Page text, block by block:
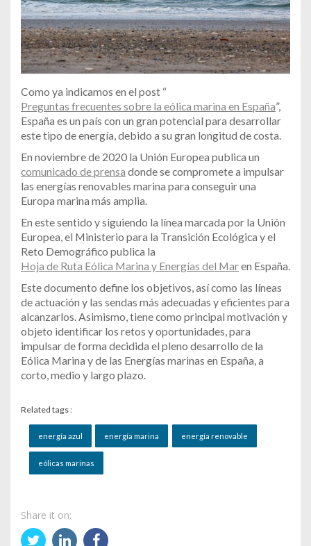
Como ya indicamos en el post “
Preguntas frecuentes sobre la eólica marina en España”,
España es un país con un gran potencial para desarrollar
este tipo de energía, debido a su gran longitud de costa.
En noviembre de 2020 la Unión Europea publica un
comunicado de prensa donde se compromete a impulsar
las energías renovables marina para conseguir una
Europa marina más amplia.
En este sentido y siguiendo la línea marcada por la Unión
Europea, el Ministerio para la Transición Ecológica y el
Reto Demográfico publica la
Hoja de Ruta Eólica Marina y Energías del Maren España.
Este documento define los objetivos, así como las líneas
de actuación y las sendas más adecuadas y eficientes para
alcanzarlos. Asimismo, tiene como principal motivación y
objeto identificar los retos y oportunidades, para
impulsar de forma decidida el pleno desarrollo de la
Eólica Marina y de las Energías marinas en España, a
corto, medio y largo plazo.
Related tags :
energía azul energía marina energía renovable
eólicas marinas
Share it on: